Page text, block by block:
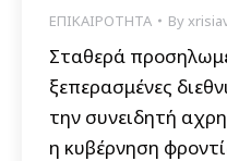
ΕΠΙΚΑΙΡΟΤΗΤΑ By
Σταθερά
ξεπερασμένες
την συνειδητή
η κυβέρνηση